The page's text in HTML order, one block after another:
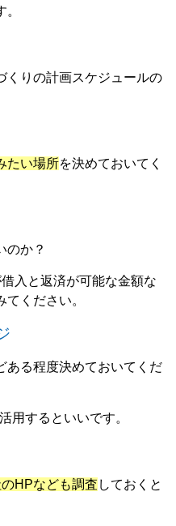
くりの計画スケジュールの
たい場所を決めておいてく
のか？
入と返済が可能な金額な
ください。
ある程度決めておいてくだ
用するといいです。
HPなども調査 しておくと